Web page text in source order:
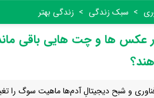
سبک زندگی زندگی بهتر
عکس ها و چت هایی باقی مانده
و شبح دیجیتالِ آدم‌ها ماهیت سوگ را